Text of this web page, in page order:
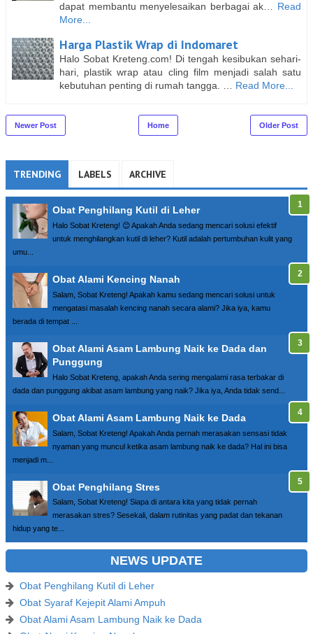
dapat membantu menyelesaikan berbagai ak… Read
More...
Harga Plastik Wrap di Indomaret
Halo Sobat Kreteng.com! Di tengah kesibukan sehari-
hari, plastik wrap atau cling film menjadi salah satu
kebutuhan penting di rumah tangga. …
Read More...
Newer Post Older Post
Home
TRENDING LABELS ARCHIVE
Obat Penghilang Kutil di Leher
Halo Sobat Kreteng! 😊 Apakah Anda sedang mencari solusi efektif
untuk menghilangkan kutil di leher? Kutil adalah pertumbuhan kulit yang
umu...
Obat Alami Kencing Nanah
Salam, Sobat Kreteng! Apakah kamu sedang mencari solusi untuk
mengatasi masalah kencing nanah secara alami? Jika iya, kamu
berada di tempat ...
Obat Alami Asam Lambung Naik ke Dada dan
Punggung
Halo Sobat Kreteng, apakah Anda sering mengalami rasa terbakar di
dada dan punggung akibat asam lambung yang naik? Jika iya, Anda tidak send...
Obat Alami Asam Lambung Naik ke Dada
Salam, Sobat Kreteng! Apakah Anda pernah merasakan sensasi tidak
nyaman yang muncul ketika asam lambung naik ke dada? Hal ini bisa
menjadi m...
Obat Penghilang Stres
Salam, Sobat Kreteng! Siapa di antara kita yang tidak pernah
merasakan stres? Sesekali, dalam rutinitas yang padat dan tekanan
hidup yang te...
NEWS UPDATE
Obat Penghilang Kutil di Leher
Obat Syaraf Kejepit Alami Ampuh
Obat Alami Asam Lambung Naik ke Dada